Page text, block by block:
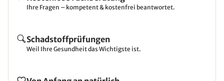
Ihre Fragen – kompetent & kostenfrei beantwortet.
Schadstoffprüfungen
Weil Ihre Gesundheit das Wichtigste ist.